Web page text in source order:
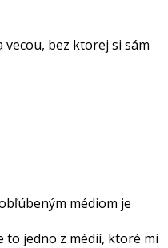
bez ktorej si sám
médiom je
to jedno z médií, ktoré mi